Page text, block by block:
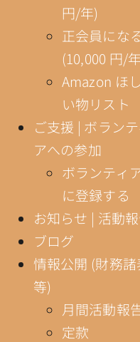
円/年)
正会員にな
(10,000 円/
Amazon ほし
い物リスト
ご支援 | ボランテ
アへの参加
ボランティ
に登録する
お知らせ | 活動
ブログ
情報公開 (財務諸
等)
月間活動報
定款